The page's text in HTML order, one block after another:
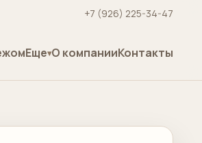
+7 (926) 225-34-47
Еще О компанииКонтакты